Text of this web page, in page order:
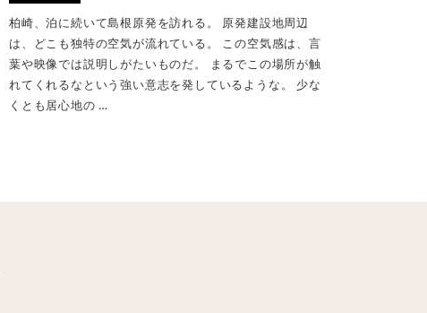
柏崎、泊に続いて島根原発を訪れる。 原発建設地周辺
は、どこも独特の空気が流れている。 この空気感は、言
葉や映像では説明しがたいものだ。 まるでこの場所が触
れてくれるなという強い意志を発しているような。 少な
くとも居心地の …